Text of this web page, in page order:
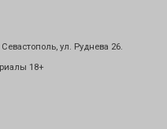
ул. Руднева 26.
18+